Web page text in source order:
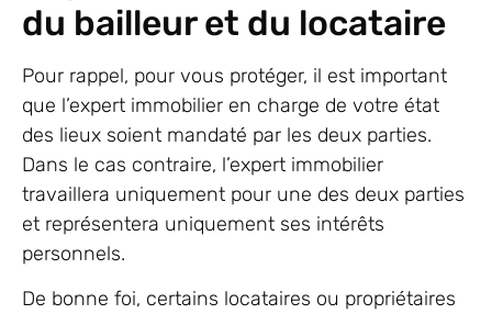
du bailleur et du locataire
Pour rappel, pour vous protéger, il est important
que l’expert immobilier en charge de votre état
des lieux soient mandaté par les deux parties.
Dans le cas contraire, l’expert immobilier
travaillera uniquement pour une des deux parties
et représentera uniquement ses intérêts
personnels.
De bonne foi, certains locataires ou propriétaires